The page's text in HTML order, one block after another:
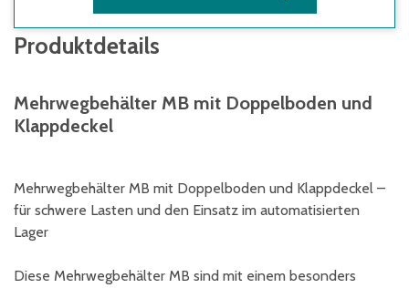
Produktdetails
Mehrwegbehälter MB mit Doppelboden und
Klappdeckel
Mehrwegbehälter MB mit Doppelboden und Klappdeckel –
für schwere Lasten und den Einsatz im automatisierten
Lager
Diese Mehrwegbehälter MB sind mit einem besonders